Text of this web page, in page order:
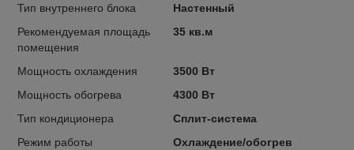
Тип внутреннего блока
Настенный
Рекомендуемая площадь
помещения
35 кв.м
Мощность охлаждения
3500 Вт
Мощность обогрева
4300 Вт
Тип кондиционера
Сплит-система
Режим работы
Охлаждение/обогрев